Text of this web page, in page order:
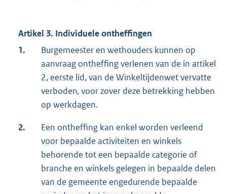
Artikel 3. Individuele ontheffingen
1.
Burgemeester en wethouders kunnen op
aanvraag ontheffing verlenen van de in artikel
2, eerste lid, van de Winkeltijdenwet vervatte
verboden,voor zover deze betrekking hebben
op werkdagen.
2.
Een ontheffing kan enkel worden verleend
voor bepaalde activiteiten en winkels
behorende tot een bepaalde categorie of
branche en winkels gelegen in bepaalde delen
van de gemeente engedurende bepaalde